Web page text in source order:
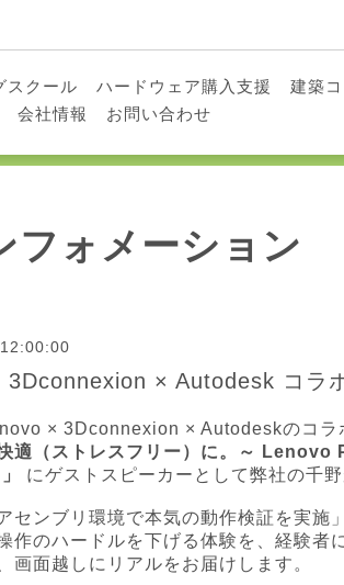
スクール ハードウェア購入支援 建築
会社情報
お問い合わせ
フォメーション
× Autodesk コラ
× 3Dconnexion × Autodeskのコラ
適（ストレスフリー）に。～
にゲストスピーカーとして弊社の千野
センブリ環境で本気の動作検証を実施
作のハードルを下げる体験を、経験者
画面越しにリアルをお届けします。